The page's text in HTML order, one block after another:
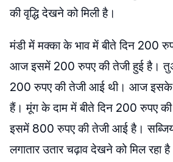
की वृद्धि देखने को मिली है।
मंडी में मक्का के भाव में बीते दिन 200
आज इसमें 200 रुपए की तेजी हुई है।
200 रुपए की तेजी आई थी। आज इसके
हैं। मूंग के दाम में बीते दिन 200 रुपए
इसमें 800 रुपए की तेजी आई है।
लगातार उतार चढ़ाव देखने को मिल रहा